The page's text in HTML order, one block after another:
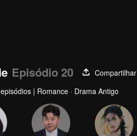
Episódio 20
Compartilhar
| Romance · Drama Antigo